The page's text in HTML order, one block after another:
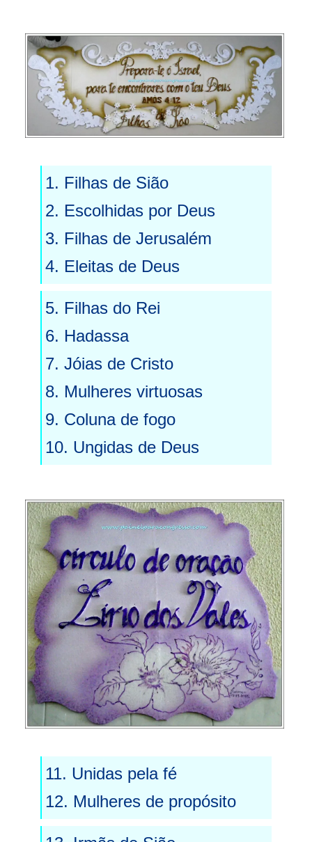
1. Filhas de Sião
2. Escolhidas por Deus
3. Filhas de Jerusalém
4. Eleitas de Deus
5. Filhas do Rei
6. Hadassa
7. Jóias de Cristo
8. Mulheres virtuosas
9. Coluna de fogo
10. Ungidas de Deus
11. Unidas pela fé
12. Mulheres de propósito